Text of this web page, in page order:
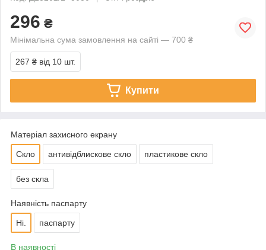
296 ₴
Мінімальна сума замовлення на сайті — 700 ₴
267 ₴ від 10 шт.
Купити
Матеріал захисного екрану
Скло антивідблискове скло пластикове скло
без скла
Наявність паспарту
Ні. паспарту
В наявності